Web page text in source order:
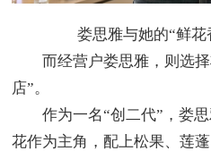
娄思雅与她的“鲜花
而经营户娄思雅，则选择
店”。
作为一名“创二代”，娄思
花作为主角，配上松果、莲